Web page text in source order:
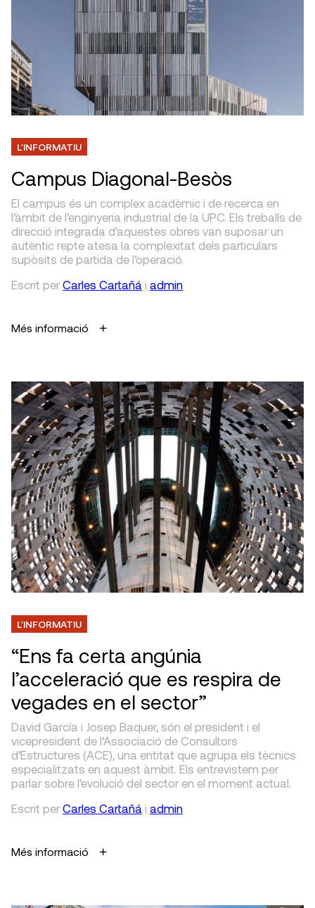
L'INFORMATIU
Campus Diagonal-Besòs
El campus és un complex acadèmic i de recerca en
l’àmbit de l’enginyeria industrial de la UPC. Els treballs de
direcció integrada d’aquestes obres van suposar un
autèntic repte atesa la complexitat dels particulars
supòsits de partida de l’operació.
Escrit per Carles Cartañá i admin
Més informació
L'INFORMATIU
“Ens fa certa angúnia
l’acceleració que es respira de
vegades en el sector”
David García i Josep Baquer, són el president i el
vicepresident de l’Associació de Consultors
d’Estructures (ACE), una entitat que agrupa els tècnics
especialitzats en aquest àmbit. Els entrevistem per
parlar sobre l’evolució del sector en el moment actual.
Escrit per Carles Cartañá i admin
Més informació